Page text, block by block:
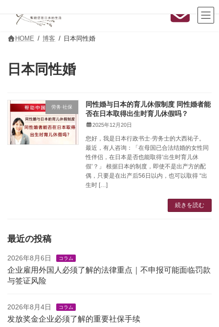
ン
ビ
HOME 博客 日本同性婚
日本同性婚
劳务·社保
同性婚与日本的育儿休假制度 同性婚者能
否在日本取得出生时育儿休假吗？
2025年12月20日
您好，我是日本行政书士·劳务士的大西祐子。
最近，有人咨询：「在母国已合法结婚的女性同
性伴侣，在日本是否也能取得‘出生时育儿休
假’？」 根据日本的制度，即使不是出产方的配
偶，只要是在出产后56日以内，也可以取得 “出
生时 […]
続きを読む
最近の投稿
2026年8月6日 コラム
企业雇用外国人必须了解的法律重点｜不申报可能面临罚款
与签证风险
2026年8月4日 コラム
发放奖金企业必须了解的重要社保手续